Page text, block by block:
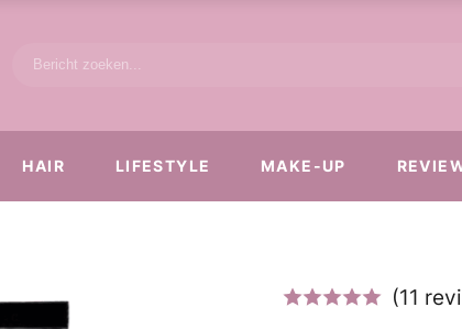
HAIR LIFESTYLE MAKE-UP
(11